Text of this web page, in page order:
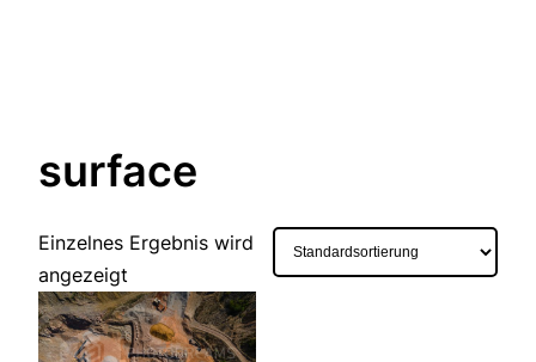
surface
Einzelnes Ergebnis wird
angezeigt